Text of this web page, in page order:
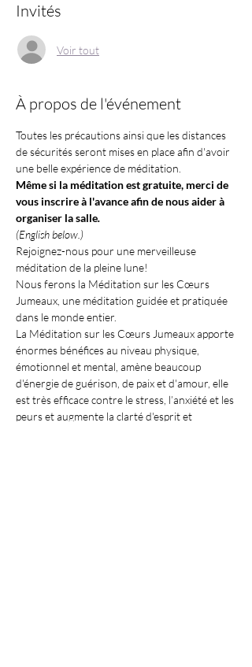
Invités
Voir tout
À propos de l'événement
Toutes les précautions ainsi que les distances
de sécurités seront mises en place afin d'avoir
une belle expérience de méditation.
Même si la méditation est gratuite, merci de
vous inscrire à l'avance afin de nous aider à
organiser la salle.
(English below.)
Rejoignez-nous pour une merveilleuse
méditation de la pleine lune!
Nous ferons la Méditation sur les Cœurs
Jumeaux, une méditation guidée et pratiquée
dans le monde entier.
La Méditation sur les Cœurs Jumeaux apporte
énormes bénéfices au niveau physique,
émotionnel et mental, amène beaucoup
d'énergie de guérison, de paix et d'amour, elle
est très efficace contre le stress, l’anxiété et les
peurs et augmente la clarté d'esprit et